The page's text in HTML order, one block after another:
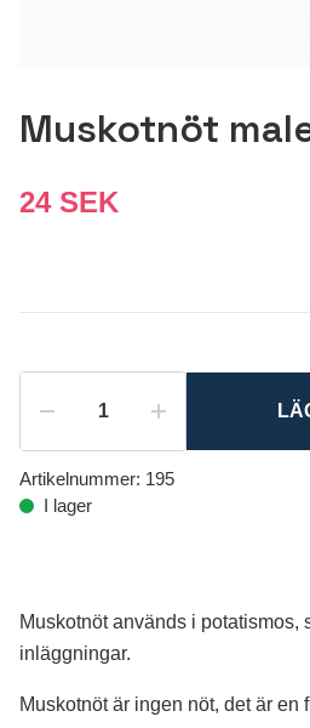
Muskotnöt
24 SEK
Artikelnummer: 195
I lager
Muskotnöt används i potatismos,
inläggningar.
Muskotnöt är ingen nöt, det är en